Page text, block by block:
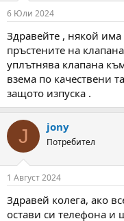
s
6 Юли 2024
Здравейте , някой
пръстените на
уплътнява клапана
взема по качествени
защото изпуска .
J jony
Потребител
1 Август 2024
Здравей колега, ако
остави си телефона и